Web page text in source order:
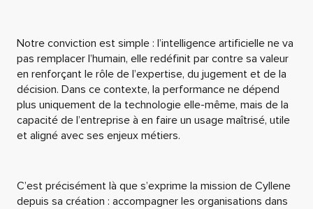
Notre conviction est simple : l’intelligence artificielle ne va
pas remplacer l’humain, elle redéfinit par contre sa valeur
en renforçant le rôle de l’expertise, du jugement et de la
décision. Dans ce contexte, la performance ne dépend
plus uniquement de la technologie elle-même, mais de la
capacité de l’entreprise à en faire un usage maîtrisé, utile
et aligné avec ses enjeux métiers.
C’est précisément là que s’exprime la mission de Cyllene
depuis sa création : accompagner les organisations dans